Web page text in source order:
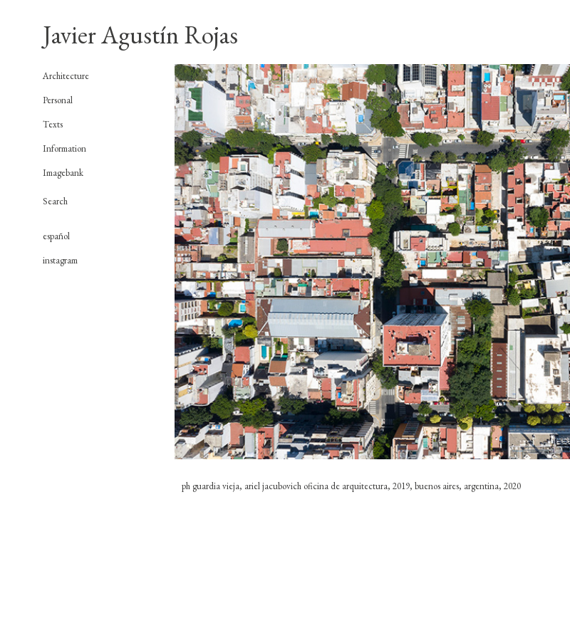
Javier Agustín Rojas
Architecture
Personal
Texts
Information
Imagebank
español
instagram
ph guardia vieja, ariel jacubovich oficina de arquitectura, 2019, buenos aires, argentina, 2020